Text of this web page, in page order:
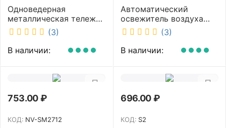
Одноведерная
металлическая тележка
с отжимом и корзинкой
под химию NV 23 л NV-
11123
(3)
В наличии:
Автоматический
освежитель воздуха
DISCOVER белый
DSR0085
(3)
В наличии:
753.00₽
КОД: NV-SM2712
696.00₽
КОД: S2